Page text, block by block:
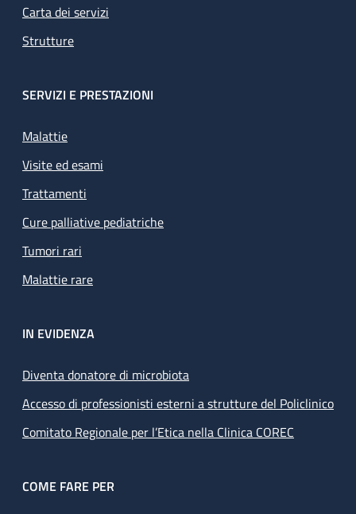
Carta dei servizi
Strutture
SERVIZI E PRESTAZIONI
Malattie
Visite ed esami
Trattamenti
Cure palliative pediatriche
Tumori rari
Malattie rare
IN EVIDENZA
Diventa donatore di microbiota
Accesso di professionisti esterni a strutture del Policlinico
Comitato Regionale per l’Etica nella Clinica COREC
COME FARE PER